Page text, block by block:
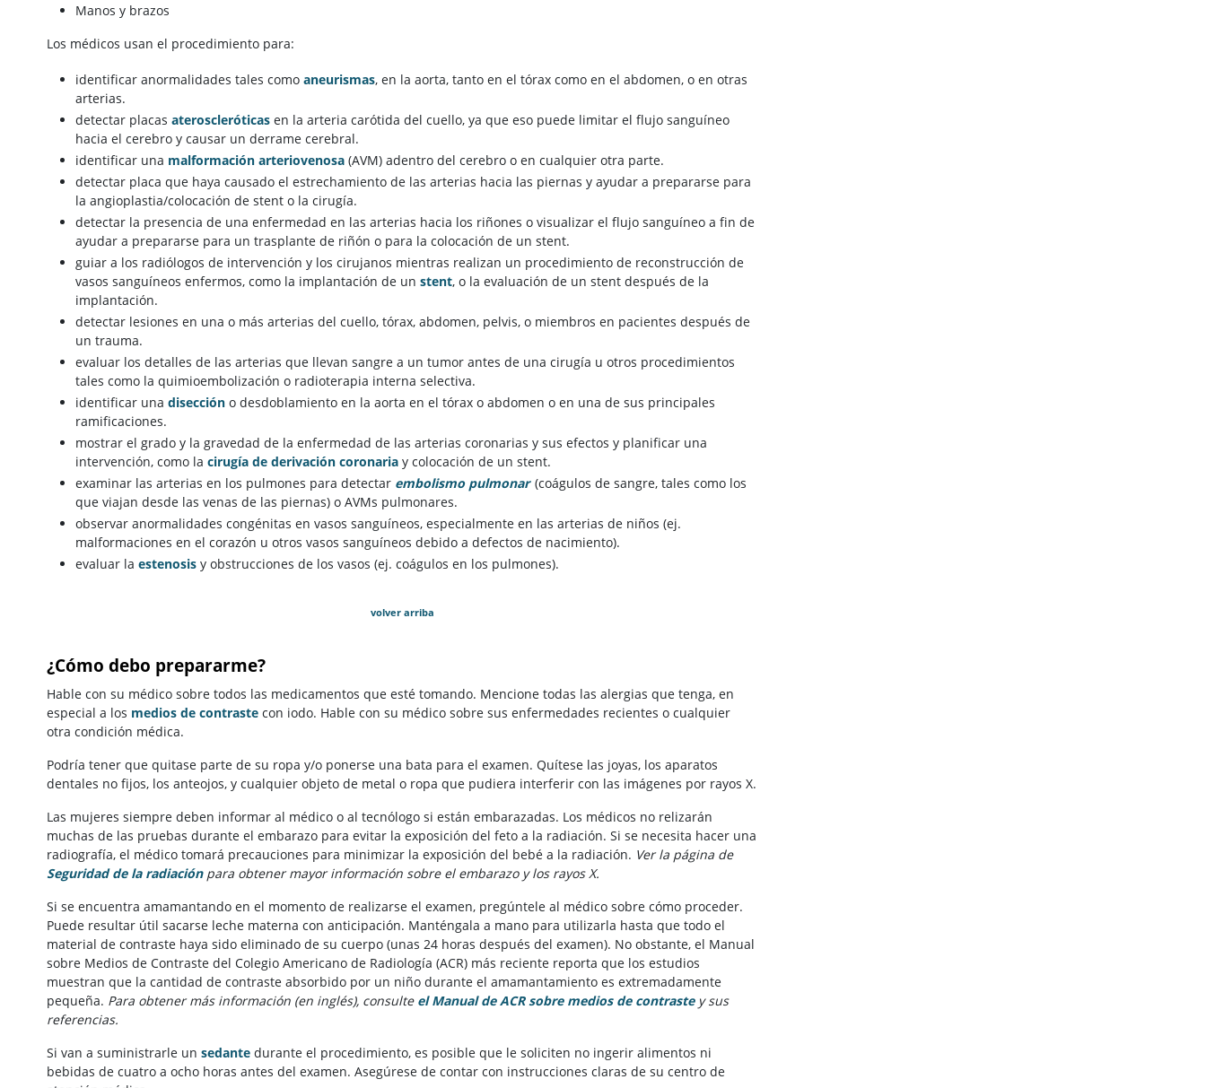
Manos y brazos
Los médicos usan el procedimiento para:
identificar anormalidades tales como aneurismas, en la aorta, tanto en el tórax como en el abdomen, o en otras
arterias.
detectar placas ateroscleróticas en la arteria carótida del cuello, ya que eso puede limitar el flujo sanguíneo
hacia el cerebro y causar un derrame cerebral.
identificar una malformación arteriovenosa (AVM) adentro del cerebro o en cualquier otra parte.
detectar placa que haya causado el estrechamiento de las arterias hacia las piernas y ayudar a prepararse para
la angioplastia/colocación de stent o la cirugía.
detectar la presencia de una enfermedad en las arterias hacia los riñones o visualizar el flujo sanguíneo a fin de
ayudar a prepararse para un trasplante de riñón o para la colocación de un stent.
guiar a los radiólogos de intervención y los cirujanos mientras realizan un procedimiento de reconstrucción de
vasos sanguíneos enfermos, como la implantación de un stent, o la evaluación de un stent después de la
implantación.
detectar lesiones en una o más arterias del cuello, tórax, abdomen, pelvis, o miembros en pacientes después de
un trauma.
evaluar los detalles de las arterias que llevan sangre a un tumor antes de una cirugía u otros procedimientos
tales como la quimioembolización o radioterapia interna selectiva.
identificar una disección o desdoblamiento en la aorta en el tórax o abdomen o en una de sus principales
ramificaciones.
mostrar el grado y la gravedad de la enfermedad de las arterias coronarias y sus efectos y planificar una
intervención, como la cirugía de derivación coronaria y colocación de un stent.
examinar las arterias en los pulmones para detectar embolismo pulmonar (coágulos de sangre, tales como los
que viajan desde las venas de las piernas) o AVMs pulmonares.
observar anormalidades congénitas en vasos sanguíneos, especialmente en las arterias de niños (ej.
malformaciones en el corazón u otros vasos sanguíneos debido a defectos de nacimiento).
evaluar la estenosis y obstrucciones de los vasos (ej. coágulos en los pulmones).
volver arriba
¿Cómo debo prepararme?
Hable con su médico sobre todos las medicamentos que esté tomando. Mencione todas las alergias que tenga, en
especial a los medios de contraste con iodo. Hable con su médico sobre sus enfermedades recientes o cualquier
otra condición médica.
Podría tener que quitase parte de su ropa y/o ponerse una bata para el examen. Quítese las joyas, los aparatos
dentales no fijos, los anteojos, y cualquier objeto de metal o ropa que pudiera interferir con las imágenes por rayos X.
Las mujeres siempre deben informar al médico o al tecnólogo si están embarazadas. Los médicos no relizarán
muchas de las pruebas durante el embarazo para evitar la exposición del feto a la radiación. Si se necesita hacer una
radiografía, el médico tomará precauciones para minimizar la exposición del bebé a la radiación. Ver la página de
Seguridad de la radiaciónpara obtener mayor información sobre el embarazo y los rayos X.
Si se encuentra amamantando en el momento de realizarse el examen, pregúntele al médico sobre cómo proceder.
Puede resultar útil sacarse leche materna con anticipación. Manténgala a mano para utilizarla hasta que todo el
material de contraste haya sido eliminado de su cuerpo (unas 24 horas después del examen). No obstante, el Manual
sobre Medios de Contraste del Colegio Americano de Radiología (ACR) más reciente reporta que los estudios
muestran que la cantidad de contraste absorbido por un niño durante el amamantamiento es extremadamente
pequeña. Para obtener más información (en inglés), consulte el Manual de ACR sobre medios de contraste(Se abre en una nueva pestaña del navegador)
y sus
referencias.
Si van a suministrarle un sedante durante el procedimiento, es posible que le soliciten no ingerir alimentos ni
bebidas de cuatro a ocho horas antes del examen. Asegúrese de contar con instrucciones claras de su centro de